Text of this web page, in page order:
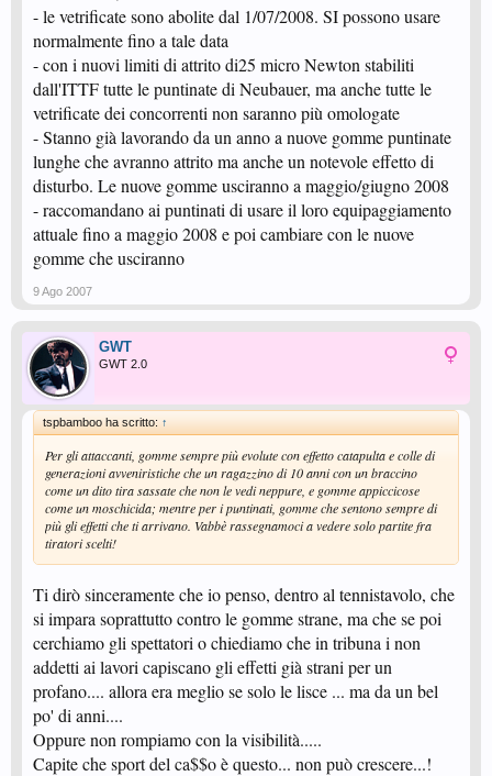
- le vetrificate sono abolite dal 1/07/2008. SI possono usare
normalmente fino a tale data
- con i nuovi limiti di attrito di25 micro Newton stabiliti
dall'ITTF tutte le puntinate di Neubauer, ma anche tutte le
vetrificate dei concorrenti non saranno più omologate
- Stanno già lavorando da un anno a nuove gomme puntinate
lunghe che avranno attrito ma anche un notevole effetto di
disturbo. Le nuove gomme usciranno a maggio/giugno 2008
- raccomandano ai puntinati di usare il loro equipaggiamento
attuale fino a maggio 2008 e poi cambiare con le nuove
gomme che usciranno
9 Ago 2007
GWT
GWT 2.0
tspbamboo ha scritto: ↑
Per gli attaccanti, gomme sempre più evolute con effetto catapulta e colle di
generazioni avveniristiche che un ragazzino di 10 anni con un braccino
come un dito tira sassate che non le vedi neppure, e gomme appiccicose
come un moschicida; mentre per i puntinati, gomme che sentono sempre di
più gli effetti che ti arrivano. Vabbè rassegnamoci a vedere solo partite fra
tiratori scelti!
Ti dirò sinceramente che io penso, dentro al tennistavolo, che
si impara soprattutto contro le gomme strane, ma che se poi
cerchiamo gli spettatori o chiediamo che in tribuna i non
addetti ai lavori capiscano gli effetti già strani per un
profano.... allora era meglio se solo le lisce ... ma da un bel
po' di anni....
Oppure non rompiamo con la visibilità.....
Capite che sport del ca$$o è questo... non può crescere...!